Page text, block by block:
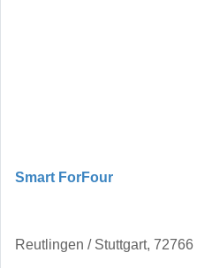
Smart ForFour
Reutlingen / Stuttgart, 72766